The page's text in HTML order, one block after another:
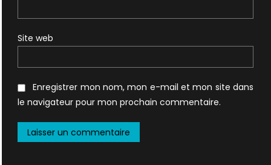
Site web
Enregistrer mon nom, mon e-mail et mon site dans
le navigateur pour mon prochain commentaire.